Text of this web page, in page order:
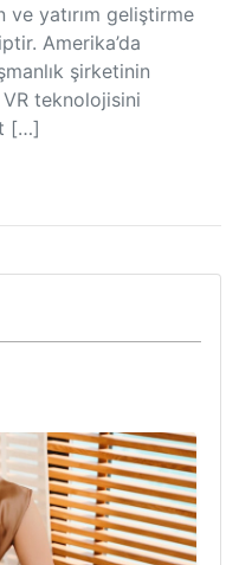
yatırım geliştirme
Amerika’da
şirketinin
teknolojisini
[…]